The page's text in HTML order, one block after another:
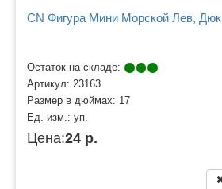
CN Фигура Мини Морской Лев, Дюк
Остаток на складе:
Артикул: 23163
Размер в дюймах: 17
Ед. изм.: уп.
Цена:24 р.